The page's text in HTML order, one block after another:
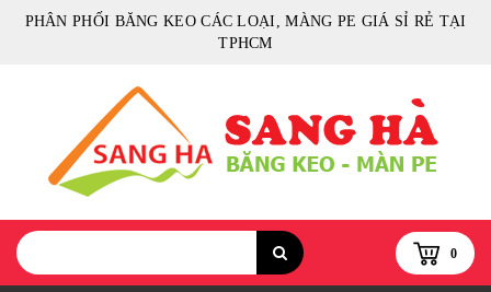
PHÂN PHỐI BĂNG KEO CÁC LOẠI, MÀNG PE GIÁ SỈ RẺ TẠI
TPHCM
0